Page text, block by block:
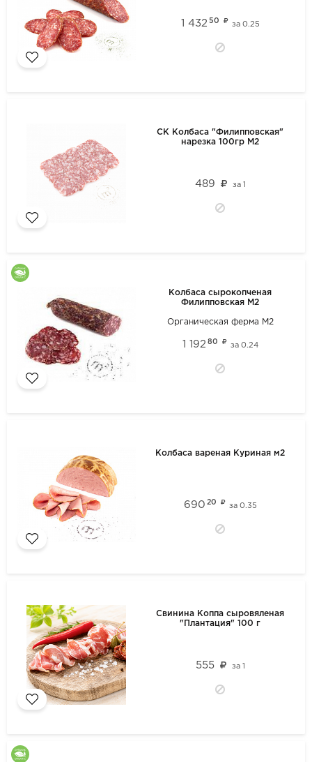
1 432 50 за 0.25
СК Колбаса "Филипповская"
нарезка 100гр М2
489 за 1
Колбаса сырокопченая
Филипповская М2
Органическая ферма М2
1 192 80 за 0.24
Колбаса вареная Куриная м2
690 20 за 0.35
Свинина Коппа сыровяленая
"Плантация" 100 г
555 за 1